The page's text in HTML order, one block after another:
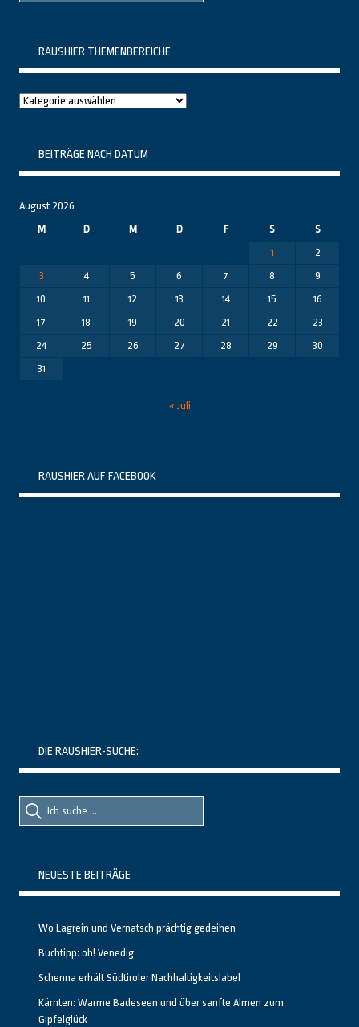
RAUSHIER THEMENBEREICHE
Raushier
BEITRÄGE NACH DATUM
August 2026
M
D M D F S
S
1
2
3
4 5 6 7 8
9
10
11 12 13 14 15
16
17
18 19 20 21 22
23
24
25 26 27 28 29
30
31
« Juli
RAUSHIER AUF FACEBOOK
DIE RAUSHIER-SUCHE:
Suche
nach::
Suche
nach:
NEUESTE BEITRÄGE
Wo Lagrein und Vernatsch prächtig gedeihen
Buchtipp: oh! Venedig
Schenna erhält Südtiroler Nachhaltigkeitslabel
Kärnten: Warme Badeseen und über sanfte Almen zum
Gipfelglück